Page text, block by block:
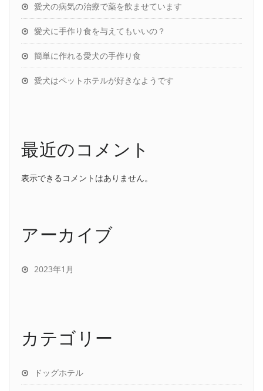
愛犬の病気の治療で薬を飲ませています
愛犬に手作り食を与えてもいいの？
簡単に作れる愛犬の手作り食
愛犬はペットホテルが好きなようです
最近のコメント
表示できるコメントはありません。
アーカイブ
2023年1月
カテゴリー
ドッグホテル